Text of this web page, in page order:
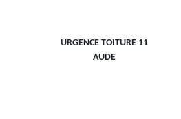
URGENCE TOITURE 11
AUDE